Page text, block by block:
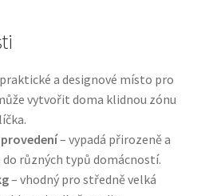
pro psy
— Italské holistic krmivo
a designové místo pro
vytvořit doma klidnou zónu
– vypadá přirozeně a
do různých typů domácností.
– vhodný pro středně velká